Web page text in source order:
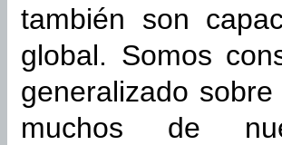
también son
global. Somos
generalizado
muchos de